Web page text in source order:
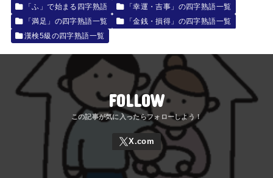
「ふ」で始まる四字熟語
「幸運・吉事」の四字熟語一覧
「満足」の四字熟語一覧
「金銭・損得」の四字熟語一覧
漢検5級の四字熟語一覧
FOLLOW